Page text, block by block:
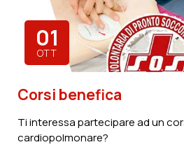
01
OTT
Corsi benefica
Ti interessa partecipare ad un
cardiopolmonare?